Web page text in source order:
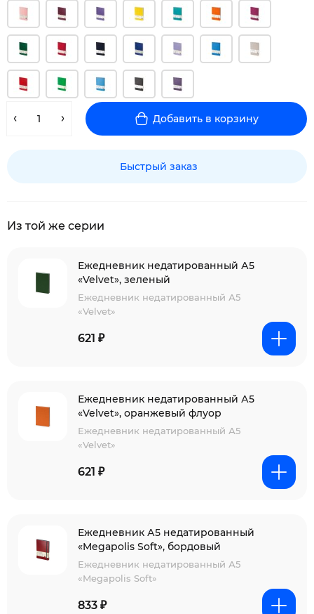
Добавить в корзину
Быстрый заказ
Из той же серии
Ежедневник недатированный А5
«Velvet», зеленый
Ежедневник недатированный А5
«Velvet»
621 ₽
Ежедневник недатированный А5
«Velvet», оранжевый флуор
Ежедневник недатированный А5
«Velvet»
621 ₽
Ежедневник А5 недатированный
«Megapolis Soft», бордовый
Ежедневник недатированный А5
«Megapolis Soft»
833 ₽